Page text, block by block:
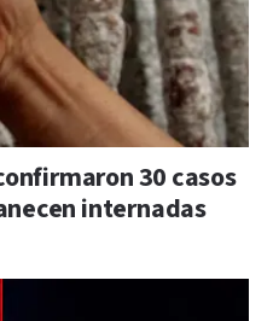
30 casos
internadas